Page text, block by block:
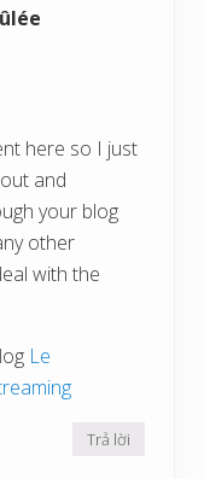
here so I just
and
your blog
other
with the
Le
Trả lời